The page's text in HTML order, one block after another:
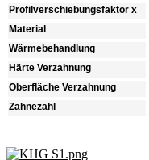
Profilverschiebungsfaktor x
Material
Wärmebehandlung
Härte Verzahnung
Oberfläche Verzahnung
Zähnezahl